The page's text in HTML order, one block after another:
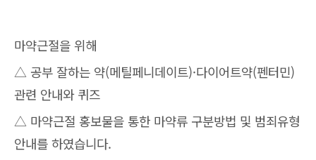
마약근절을 위해
△ 공부 잘하는 약(메틸페니데이트)·다이어트약(펜터민)
관련 안내와 퀴즈
△ 마약근절 홍보물을 통한 마약류 구분방법 및 범죄유형
안내를 하였습니다.